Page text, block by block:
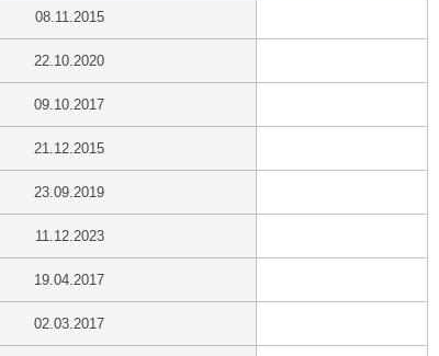
08.11.2015
22.10.2020
09.10.2017
21.12.2015
23.09.2019
11.12.2023
19.04.2017
02.03.2017